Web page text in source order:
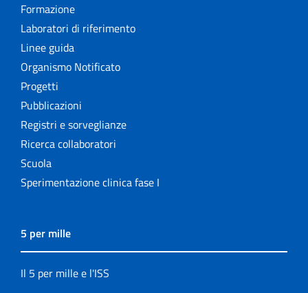
Formazione
Laboratori di riferimento
Linee guida
Organismo Notificato
Progetti
Pubblicazioni
Registri e sorveglianze
Ricerca collaboratori
Scuola
Sperimentazione clinica fase I
5 per mille
Il 5 per mille e l'ISS